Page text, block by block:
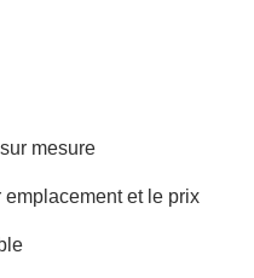
mesure
et le prix